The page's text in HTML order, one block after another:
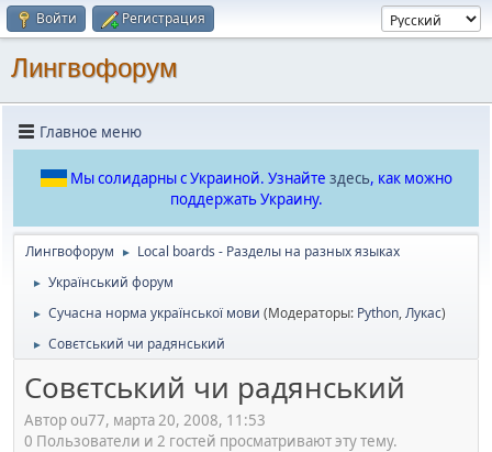
Войти Регистрация
Лингвофорум
Главное меню
Мы солидарны с Украиной. Узнайте здесь, как можно
поддержать Украину.
Лингвофорум ► Local boards - Разделы на разных языках
► Український форум
► Сучасна норма української мови (Модераторы: Python,Лукас)
► Совєтський чи радянський
Совєтський чи радянський
Автор ou77, марта 20, 2008, 11:53
0 Пользователи и 2 гостей просматривают эту тему.